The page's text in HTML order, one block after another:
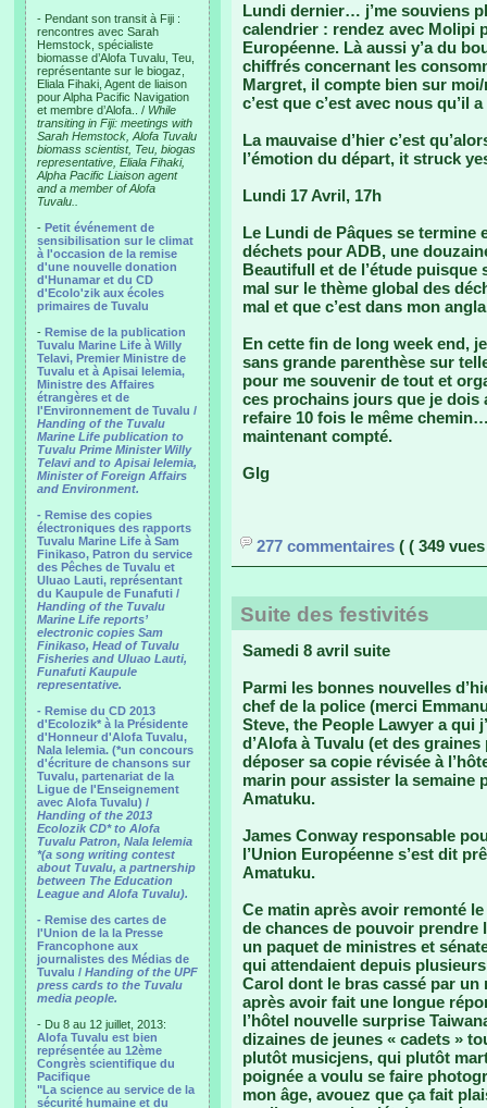
- Pendant son transit à Fiji :
rencontres avec Sarah
Hemstock, spécialiste
biomasse d’Alofa Tuvalu, Teu,
représentante sur le biogaz,
Eliala Fihaki, Agent de liaison
pour Alpha Pacific Navigation
et membre d’Alofa.. / While
transiting in Fiji: meetings with
Sarah Hemstock, Alofa Tuvalu
biomass scientist, Teu, biogas
representative, Eliala Fihaki,
Alpha Pacific Liaison agent
and a member of Alofa
Tuvalu..
- Petit événement de
sensibilisation sur le climat
à l'occasion de la remise
d'une nouvelle donation
d'Hunamar et du CD
d'Ecolo'zik aux écoles
primaires de Tuvalu
- Remise de la publication
Tuvalu Marine Life à Willy
Telavi, Premier Ministre de
Tuvalu et à Apisai Ielemia,
Ministre des Affaires
étrangères et de
l'Environnement de Tuvalu /
Handing of the Tuvalu
Marine Life publication to
Tuvalu Prime Minister Willy
Telavi and to Apisai Ielemia,
Minister of Foreign Affairs
and Environment.
- Remise des copies
électroniques des rapports
Tuvalu Marine Life à Sam
Finikaso, Patron du service
des Pêches de Tuvalu et
Uluao Lauti, représentant
du Kaupule de Funafuti /
Handing of the Tuvalu
Marine Life reports’
electronic copies Sam
Finikaso, Head of Tuvalu
Fisheries and Uluao Lauti,
Funafuti Kaupule
representative.
- Remise du CD 2013
d'Ecolozik* à la Présidente
d'Honneur d'Alofa Tuvalu,
Nala Ielemia. (*un concours
d'écriture de chansons sur
Tuvalu, partenariat de la
Ligue de l'Enseignement
avec Alofa Tuvalu) /
Handing of the 2013
Ecolozik CD* to Alofa
Tuvalu Patron, Nala Ielemia
*(a song writing contest
about Tuvalu, a partnership
between The Education
League and Alofa Tuvalu).
- Remise des cartes de
l'Union de la la Presse
Francophone aux
journalistes des Médias de
Tuvalu / Handing of the UPF
press cards to the Tuvalu
media people.
- Du 8 au 12 juillet, 2013:
Alofa Tuvalu est bien
représentée au 12ème
Congrès scientifique du
Pacifique
"La science au service de la
sécurité humaine et du
Lundi dernier… j’me souviens
calendrier : rendez avec Molipi
Européenne. Là aussi y’a du
chiffrés concernant les
Margret, il compte bien sur
c’est que c’est avec nous qu’il
La mauvaise d’hier c’est
l’émotion du départ, it struck
Lundi 17 Avril, 17h
Le Lundi de Pâques se termine
déchets pour ADB, une
Beautifull et de l’étude
mal sur le thème global des
mal et que c’est dans mon
En cette fin de long week end,
sans grande parenthèse sur
pour me souvenir de tout et
ces prochains jours que je dois
refaire 10 fois le même
maintenant compté.
Glg
277 commentaires ( ( 349
Suite des festivités
Samedi 8 avril suite
Parmi les bonnes nouvelles
chef de la police (merci
Steve, the People Lawyer a qui
d’Alofa à Tuvalu (et des
déposer sa copie révisée à
marin pour assister la semaine
Amatuku.
James Conway responsable
l’Union Européenne s’est dit
Amatuku.
Ce matin après avoir remonté
de chances de pouvoir prendre
un paquet de ministres et
qui attendaient depuis
Carol dont le bras cassé par
après avoir fait une longue
l’hôtel nouvelle surprise
dizaines de jeunes « cadets »
plutôt musicjens, qui plutôt
poignée a voulu se faire
mon âge, avouez que ça fait